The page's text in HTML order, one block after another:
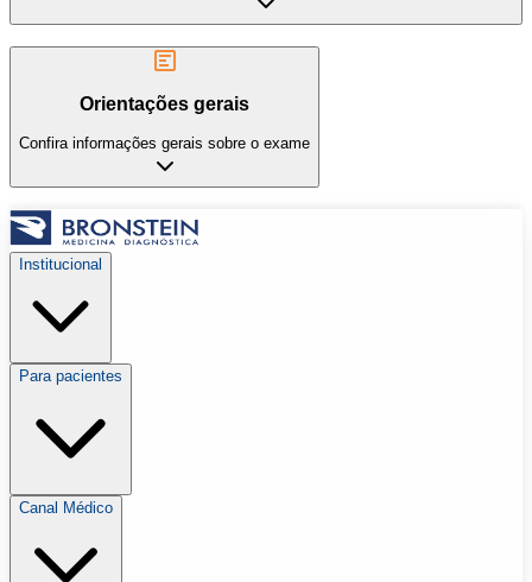
Orientações gerais
Confira informações gerais sobre o exame
Institucional
Para pacientes
Canal Médico